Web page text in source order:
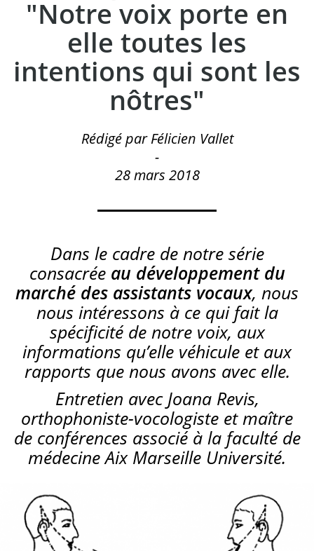
"Notre voix porte en
elle toutes les
intentions qui sont les
nôtres"
Rédigé par Félicien Vallet
-
28 mars 2018
Dans le cadre de notre série
consacrée au développement du
marché des assistants vocaux, nous
nous intéressons à ce qui fait la
spécificité de notre voix, aux
informations qu’elle véhicule et aux
rapports que nous avons avec elle.
Entretien avec Joana Revis,
orthophoniste-vocologiste et maître
de conférences associé à la faculté de
médecine Aix Marseille Université.